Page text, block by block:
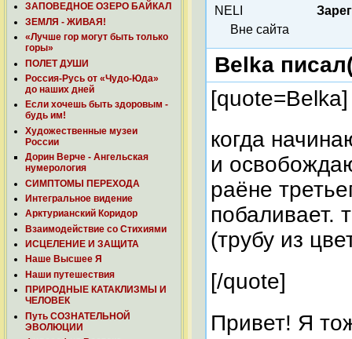
ЗАПОВЕДНОЕ ОЗЕРО БАЙКАЛ
ЗЕМЛЯ - ЖИВАЯ!
«Лучше гор могут быть только
горы»
ПОЛЕТ ДУШИ
Россия-Русь от «Чудо-Юда»
до наших дней
Если хочешь быть здоровым -
будь им!
Художественные музеи
России
Дорин Верче - Ангельская
нумерология
СИМПТОМЫ ПЕРЕХОДА
Интегральное видение
Арктурианский Коридор
Взаимодействие со Стихиями
ИСЦЕЛЕНИЕ И ЗАЩИТА
Наше Высшее Я
Наши путешествия
ПРИРОДНЫЕ КАТАКЛИЗМЫ И
ЧЕЛОВЕК
Путь СОЗНАТЕЛЬНОЙ
ЭВОЛЮЦИИ
NELI
Вне сайта
Belka
[quote=Belka]
когда
и
раёне
побаливает.
(трубу из
[/quote]
Привет! Я